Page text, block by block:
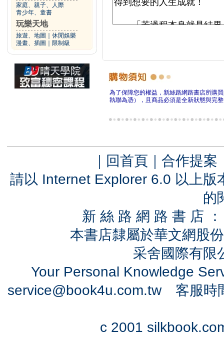
家庭、親子、人際
青少年、童書
玩樂天地
旅遊、地圖
休閒娛樂
漫畫、插圖
限制級
為了保障您的權益，新絲路網路書店所購
執聯為憑），且商品必須是全新狀態與完
｜ 回首頁 ｜ 合作提案
請以 Internet Explorer 6.0 以上
的
新 絲 路 網 路 書 店
本書店隸屬於華文網股
采舍國際有
Your Personal Knowledge
service@book4u.com.tw客服時
c 2001